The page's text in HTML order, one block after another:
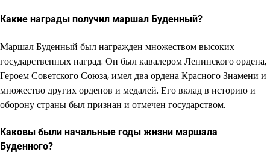
Какие награды получил маршал Буденный?
Маршал Буденный был награжден множеством высоких
государственных наград. Он был кавалером Ленинского ордена,
Героем Советского Союза, имел два ордена Красного Знамени и
множество других орденов и медалей. Его вклад в историю и
оборону страны был признан и отмечен государством.
Каковы были начальные годы жизни маршала
Буденного?